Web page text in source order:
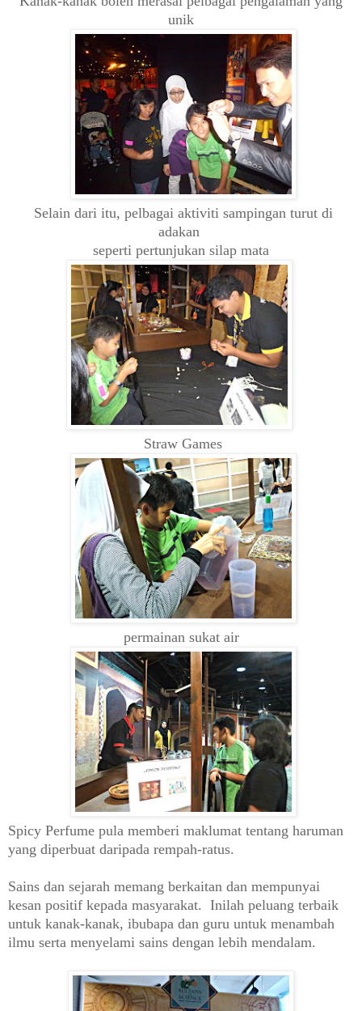
unik
Selain dari itu, pelbagai aktiviti sampingan turut di
adakan
seperti pertunjukan silap mata
Straw Games
permainan sukat air
Spicy Perfume pula memberi maklumat tentang haruman
yang diperbuat daripada rempah-ratus.
Sains dan sejarah memang berkaitan dan mempunyai
kesan positif kepada masyarakat. Inilah peluang terbaik
untuk kanak-kanak, ibubapa dan guru untuk menambah
ilmu serta menyelami sains dengan lebih mendalam.